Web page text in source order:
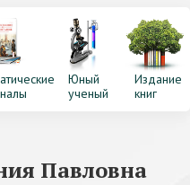
Юный
ученый
Издание
книг
Павловна